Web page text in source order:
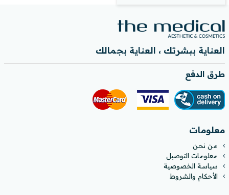
العناية ببشرتك ، العناية بجمالك
طرق الدفع
معلومات
من نحن
معلومات التوصيل
سياسة الخصوصية
الأحكام والشروط